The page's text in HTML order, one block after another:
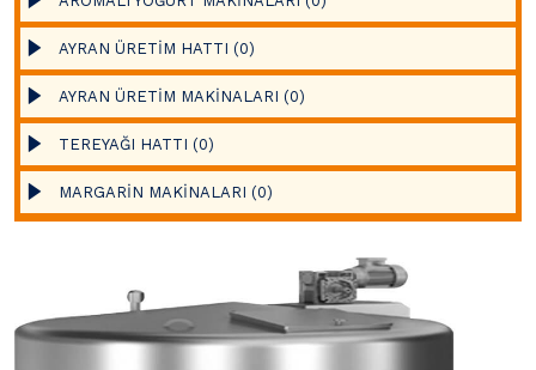
AYRAN ÜRETİM HATTI (0)
AYRAN ÜRETİM MAKİNALARI (0)
TEREYAĞI HATTI (0)
MARGARİN MAKİNALARI (0)